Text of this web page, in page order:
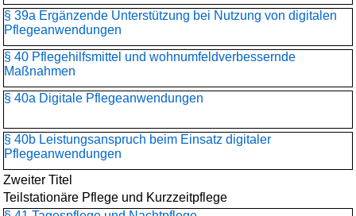
§ 39a Ergänzende Unterstützung bei Nutzung von digitalen
Pflegeanwendungen
§ 40 Pflegehilfsmittel und wohnumfeldverbessernde
Maßnahmen
§ 40a Digitale Pflegeanwendungen
§ 40b Leistungsanspruch beim Einsatz digitaler
Pflegeanwendungen
Zweiter Titel
Teilstationäre Pflege und Kurzzeitpflege